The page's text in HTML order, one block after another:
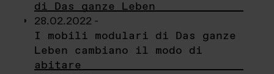
di Das ganze Leben
28.02.2022 -
I mobili modulari di Das ganze
Leben cambiano il modo di
abitare